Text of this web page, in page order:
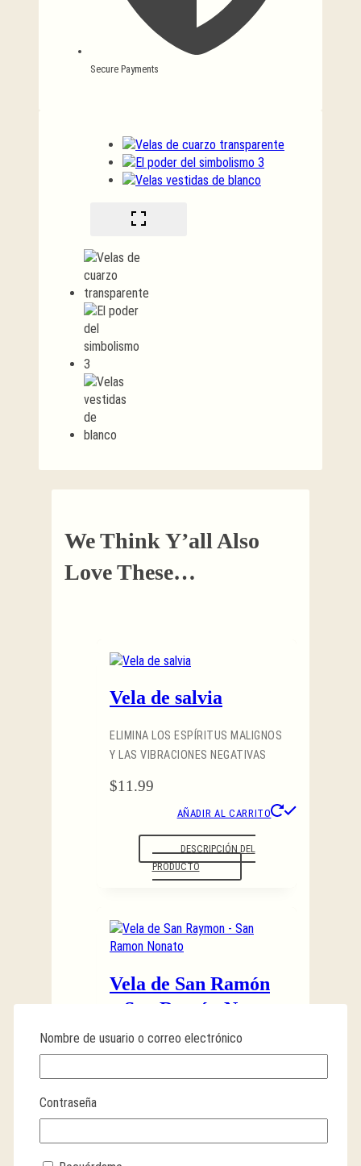
Secure Payments
We Think Y’all Also
Love These…
Vela de salvia
ELIMINA LOS ESPÍRITUS MALIGNOS
Y LAS VIBRACIONES NEGATIVAS
$11.99
AÑADIR AL CARRITO
DESCRIPCIÓN DEL
PRODUCTO
Vela de San Ramón
– San Ramón Nonato
DETIENE LOS FALSOS
Nombre de usuario o correo electrónico
Contraseña